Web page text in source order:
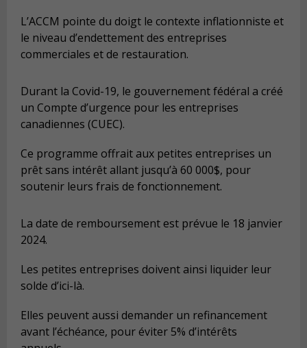
L’ACCM pointe du doigt le contexte inflationniste et
le niveau d’endettement des entreprises
commerciales et de restauration.
Durant la Covid-19, le gouvernement fédéral a créé
un Compte d’urgence pour les entreprises
canadiennes (CUEC).
Ce programme offrait aux petites entreprises un
prêt sans intérêt allant jusqu’à 60 000$, pour
soutenir leurs frais de fonctionnement.
La date de remboursement est prévue le 18 janvier
2024.
Les petites entreprises doivent ainsi liquider leur
solde d’ici-là.
Elles peuvent aussi demander un refinancement
avant l’échéance, pour éviter 5% d’intérêts